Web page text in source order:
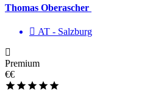
Thomas Oberascher
AT - Salzburg
Premium
€€